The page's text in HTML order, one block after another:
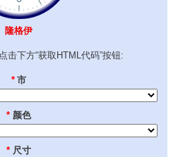
隆格伊
击下方“获取HTML代码”按钮:
* 市
* 颜色
* 尺寸